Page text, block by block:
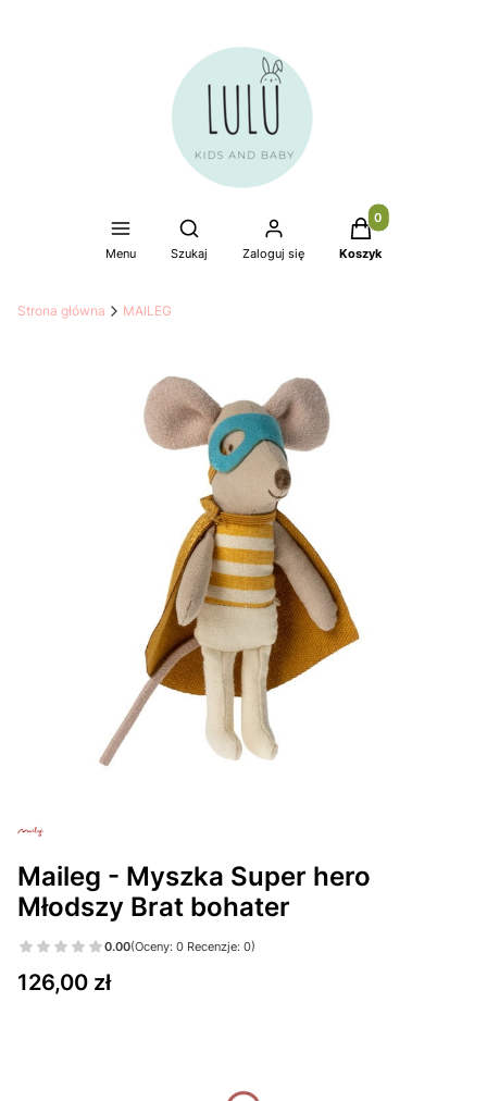
Menu
Otwórz wyszukiwarkę
Szukaj Zaloguj się
Produkty w
Koszyk
Strona główna MAILEG
Maileg - Myszka Super hero
Młodszy Brat bohater
0.00(Oceny: 0 Recenzje: 0)
Cena
126,00 zł